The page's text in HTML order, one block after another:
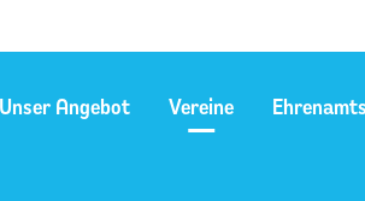
Unser Angebot Vereine